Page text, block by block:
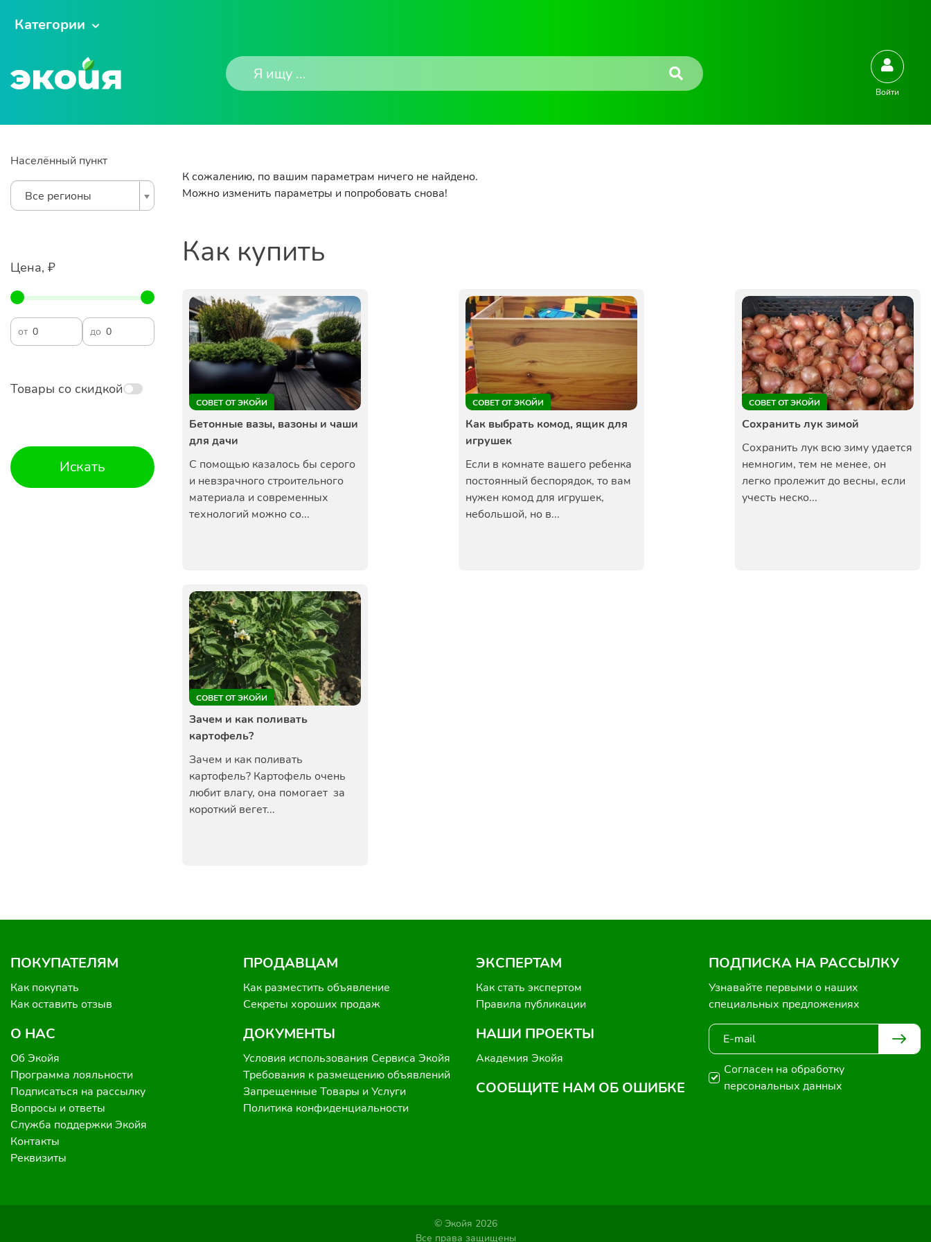
Категории
Войти
Населённый пункт
Все регионы
Цена, ₽
от до
Товары со скидкой
Искать
К сожалению, по вашим параметрам ничего не найдено.
Можно изменить параметры и попробовать снова!
Как купить
СОВЕТ ОТ ЭКОЙИ
Бетонные вазы, вазоны и чаши
для дачи
С помощью казалось бы серого
и невзрачного строительного
материала и современных
технологий можно со...
СОВЕТ ОТ ЭКОЙИ
Как выбрать комод, ящик для
игрушек
Если в комнате вашего ребенка
постоянный беспорядок, то вам
нужен комод для игрушек,
небольшой, но в...
СОВЕТ ОТ ЭКОЙИ
Сохранить лук зимой
Сохранить лук всю зиму удается
немногим, тем не менее, он
легко пролежит до весны, если
учесть неско...
СОВЕТ ОТ ЭКОЙИ
Зачем и как поливать
картофель?
Зачем и как поливать
картофель? Картофель очень
любит влагу, она помогает за
короткий вегет...
ПОКУПАТЕЛЯМ
Как покупать
Как оставить отзыв
О НАС
Об Экойя
Программа лояльности
Подписаться на рассылку
Вопросы и ответы
Служба поддержки Экойя
Контакты
Реквизиты
ПРОДАВЦАМ
Как разместить объявление
Секреты хороших продаж
ДОКУМЕНТЫ
Условия использования Сервиса Экойя
Требования к размещению объявлений
Запрещенные Товары и Услуги
Политика конфиденциальности
ЭКСПЕРТАМ
Как стать экспертом
Правила публикации
НАШИ ПРОЕКТЫ
Академия Экойя
СООБЩИТЕ НАМ ОБ ОШИБКЕ
ПОДПИСКА НА РАССЫЛКУ
Узнавайте первыми о наших
специальных предложениях
Согласен на обработку
персональных данных
© Экойя 2026
Все права защищены